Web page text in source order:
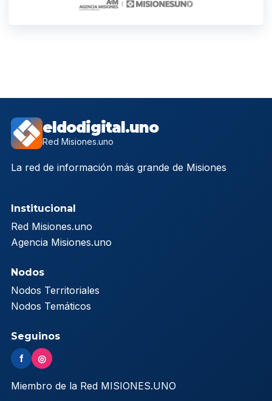
eldodigital.uno
Red Misiones.uno
La red de información más grande de Misiones
Institucional
Red Misiones.uno
Agencia Misiones.uno
Nodos
Nodos Territoriales
Nodos Temáticos
Seguinos
f ◎
Miembro de la Red MISIONES.UNO